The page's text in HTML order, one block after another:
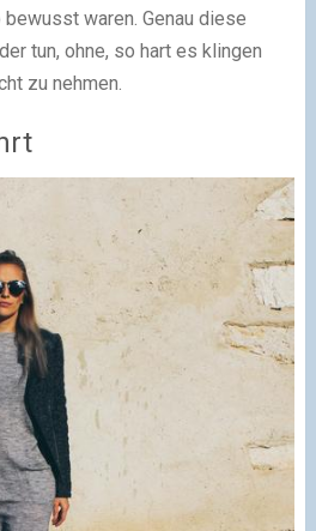
waren. Genau diese
tun, ohne, so hart es klingen
zu nehmen.